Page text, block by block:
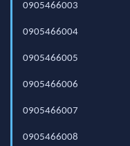
0905466003
0905466004
0905466005
0905466006
0905466007
0905466008